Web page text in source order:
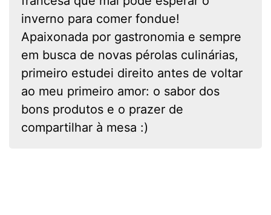
inverno para comer fondue!
Apaixonada por gastronomia e sempre
em busca de novas pérolas culinárias,
primeiro estudei direito antes de voltar
ao meu primeiro amor: o sabor dos
bons produtos e o prazer de
compartilhar à mesa :)